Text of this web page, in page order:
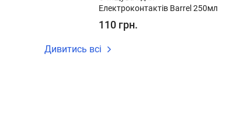
Електроконтактів Barrel 250мл
110 грн.
Дивитись всі